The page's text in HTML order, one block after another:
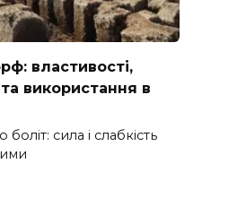
властивості,
використання в
сила і слабкість